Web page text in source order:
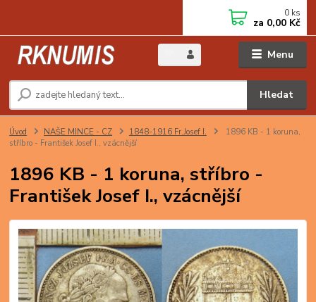
Menu
Hledat
0 ks
za 0,00 Kč
Úvod NAŠE MINCE - CZ 1848-1916 Fr.Josef I.
1896 KB - 1 koruna,
stříbro - František Josef I., vzácnější
1896 KB - 1 koruna, stříbro -
František Josef I., vzácnější